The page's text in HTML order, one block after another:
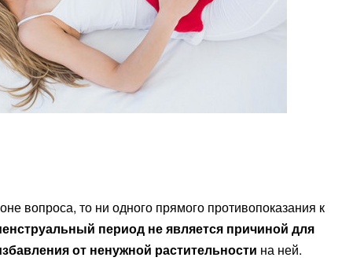
вопроса, то ни одного прямого противопоказания к
период не является причиной для
от ненужной растительности на ней.